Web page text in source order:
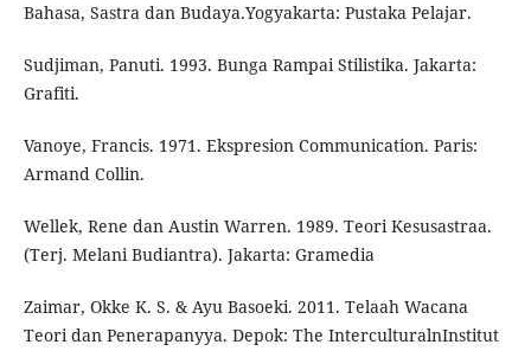
Bahasa, Sastra dan Budaya.Yogyakarta: Pustaka Pelajar.
Sudjiman, Panuti. 1993. Bunga Rampai Stilistika. Jakarta:
Grafiti.
Vanoye, Francis. 1971. Ekspresion Communication. Paris:
Armand Collin.
Wellek, Rene dan Austin Warren. 1989. Teori Kesusastraa.
(Terj. Melani Budiantra). Jakarta: Gramedia
Zaimar, Okke K. S. & Ayu Basoeki. 2011. Telaah Wacana
Teori dan Penerapanyya. Depok: The InterculturalnInstitut